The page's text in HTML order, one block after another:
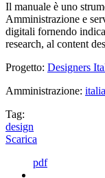
Il manuale è uno
Amministrazione e
digitali fornendo
research, al content
Progetto: Designers
Amministrazione: italia
Tag:
design
Scarica
pdf